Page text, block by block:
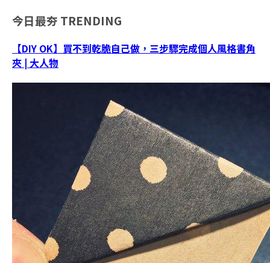
今日最夯 TRENDING
【DIY OK】買不到乾脆自己做，三步驟完成個人風格書角
夾 | 大人物